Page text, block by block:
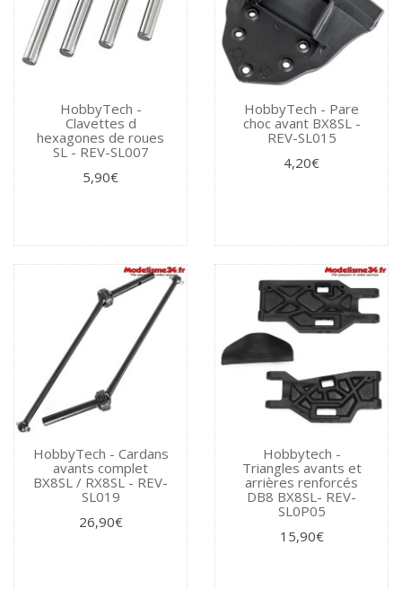
HobbyTech -
Clavettes d
hexagones de roues
SL - REV-SL007
5,90€
HobbyTech - Pare
choc avant BX8SL -
REV-SL015
4,20€
HobbyTech - Cardans
avants complet
BX8SL / RX8SL - REV-
SL019
26,90€
Hobbytech -
Triangles avants et
arrières renforcés
DB8 BX8SL- REV-
SL0P05
15,90€